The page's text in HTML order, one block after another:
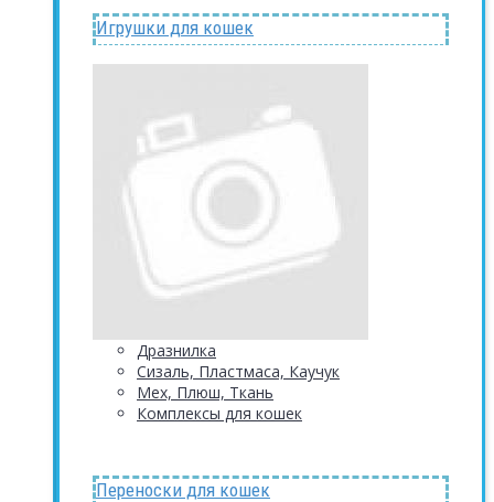
Игрушки для кошек
Дразнилка
Сизаль, Пластмаса, Каучук
Мех, Плюш, Ткань
Комплексы для кошек
Переноски для кошек